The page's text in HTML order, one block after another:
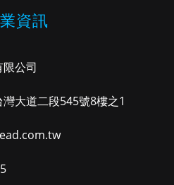
資訊
公司
大道二段545號8樓之1